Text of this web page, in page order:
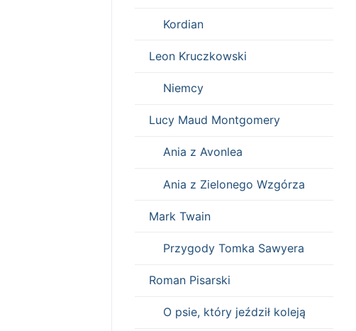
Kordian
Leon Kruczkowski
Niemcy
Lucy Maud Montgomery
Ania z Avonlea
Ania z Zielonego Wzgórza
Mark Twain
Przygody Tomka Sawyera
Roman Pisarski
O psie, który jeździł koleją